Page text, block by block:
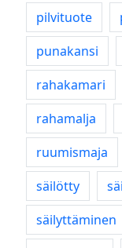
pilvituote
punakansi
rahakamari
rahamalja
ruumismaja
säilötty
säilyttäminen